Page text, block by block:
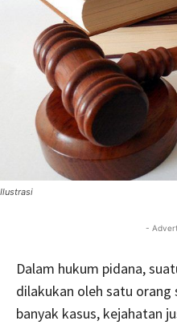
Ilustrasi
-
Dalam hukum pidana,
dilakukan oleh satu orang
banyak kasus, kejahatan